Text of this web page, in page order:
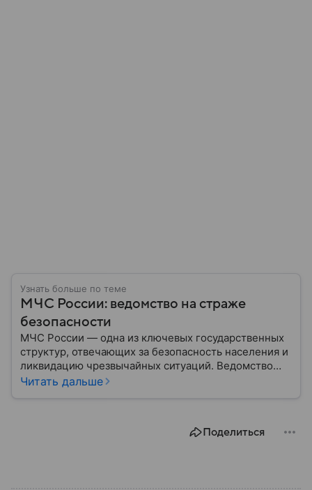
Узнать больше по теме
МЧС России: ведомство на страже
безопасности
МЧС России — одна из ключевых государственных
структур, отвечающих за безопасность населения и
ликвидацию чрезвычайных ситуаций. Ведомство
играет важную роль в защите граждан от
задачи выполняет и какую роль играет в
Читать дальше
Поделиться